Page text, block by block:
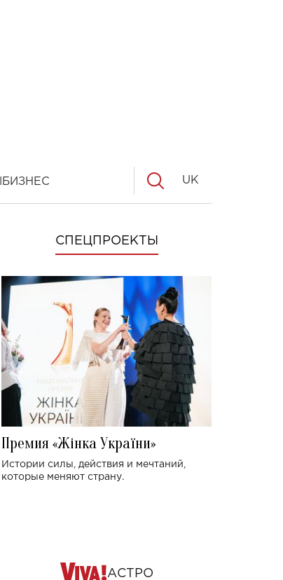
БИЗНЕС UK
СПЕЦПРОЕКТЫ
Премия «Жінка України»
Истории силы, действия и мечтаний,
которые меняют страну.
АСТРО